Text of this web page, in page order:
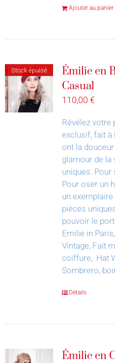
Ajouter au panier
Stock épuisé
Émilie en
Casual
110,00 €
Révélez votre
exclusif, fait à
ont la
glamour de la
uniques. Pour
Pour oser un
un
pièces
pouvoir le
Emilie in
Vintage, Fait
coiffure, Hat
Sombrero,
Détails
Émilie en